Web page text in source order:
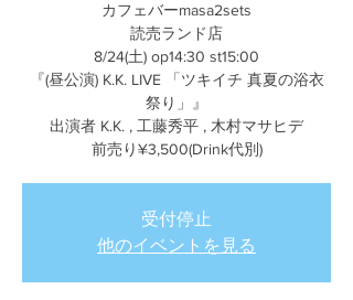
カフェバーmasa2sets
読売ランド店
8/24(土) op14:30 st15:00
『(昼公演) K.K. LIVE 「ツキイチ 真夏の浴衣
祭り」』
出演者 K.K. , 工藤秀平 , 木村マサヒデ
前売り¥3,500(Drink代別)
受付停止
他のイベントを見る